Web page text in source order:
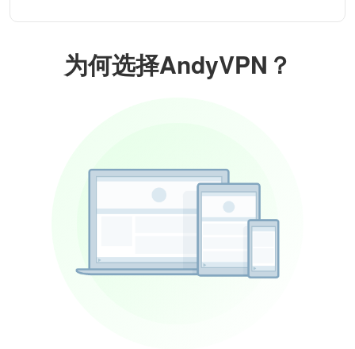
为何选择AndyVPN？